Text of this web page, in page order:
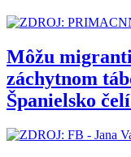
Môžu
záchytnom
Španielsko